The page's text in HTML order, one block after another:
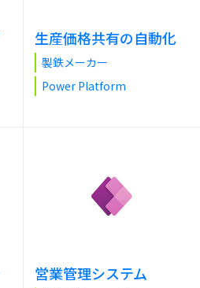
生産価格共有の自動化
製鉄メーカー
Power Platform
営業管理システム